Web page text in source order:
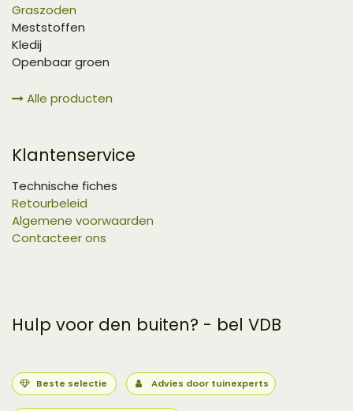
Graszoden
Meststoffen
Kledij
Openbaar groen
Alle producten
Klantenservice
Technische fiches
Retourbeleid
Algemene voorwaarden
Contacteer ons
Hulp voor den buiten? - bel VDB
Beste selectie Advies door tuinexperts